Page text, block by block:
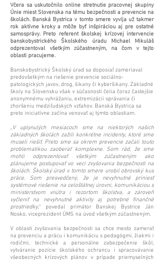
Včera sa uskutočnilo online stretnutie pracovnej skupiny
Únie miest Slovenska na tému bezpečnosti a prevencie na
školách. Banská Bystrica v tomto smere vyvíja už takmer
rok aktívne kroky a môže byť inšpiráciou aj pre ostatné
samosprávy. Preto referent školskej krízovej intervencie
banskobystrického Školského úradu Michael Mikuláš
odprezentoval všetkým zúčastneným, na čom v tejto
oblasti pracujeme.
Banskobystrický Školský úrad sa doposiaľ zameriaval
predovšetkým na riešenie prevencie sociálno-
patologických javov, drog, šikany či kyberšikany. Základné
školy na Slovensku však v súčasnosti čelia čoraz častejšie
anonymnému vyhrážaniu, extremizácii správania či
zhoršeniu medziľudských vzťahov. Banská Bystrica sa
preto iniciatívne začína venovať aj týmto oblastiam.
„ V uplynulých mesiacoch sme na niektorých našich
základných školách zažili konkrétne incidenty, ktoré sme
museli riešiť. Preto sme sa okrem prevencie začali touto
problematikou zaoberať komplexne. Som rád, že sme
mohli odprezentovať všetkým zúčastneným ako
plánujeme postupovať vo veci zvyšovania bezpečnosti na
školách. Školský úrad v tomto smere urobil obrovský kus
práce. Som presvedčený, že je nevyhnutné priniesť
systémové riešenie na celoštátnej úrovni, komunikáciou s
ministerstvom vnútra i rezortom školstva, a zároveň
vyčleniť na nevyhnutné aktivity aj potrebné finančné
prostriedky,“ povedal primátor Banskej Bystrice Ján
Nosko, viceprezident ÚMS na úvod všetkým zúčastneným.
V oblasti zvyšovania bezpečnosti sa chce mesto zamerať
na prevenciu a prácu i komunikáciu s pedagógmi, žiakmi i
rodičmi, technické a personálne zabezpečenie škôl,
vytváranie pozície školského ochrancu i spracovávanie
všeobecných krízových plánov v prípade priemyselných